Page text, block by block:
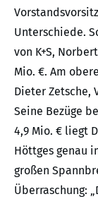
Unterschiede.
von K+S,
Mio. €. Am
Dieter Zetsche,
Seine Bezüge
4,9 Mio. € liegt
Höttges genau
großen
Überraschung: